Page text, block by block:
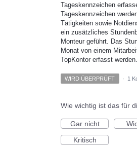
Tageskennzeichen
Tageskennzeichen
Tätigkeiten sowie
ein zusätzliches
Monteur geführt. Das
Monat von einem
TopKontor erfasst werden.
WIRD ÜBERPRÜFT · 1
Wie wichtig ist das für
Gar nicht
Kritisch